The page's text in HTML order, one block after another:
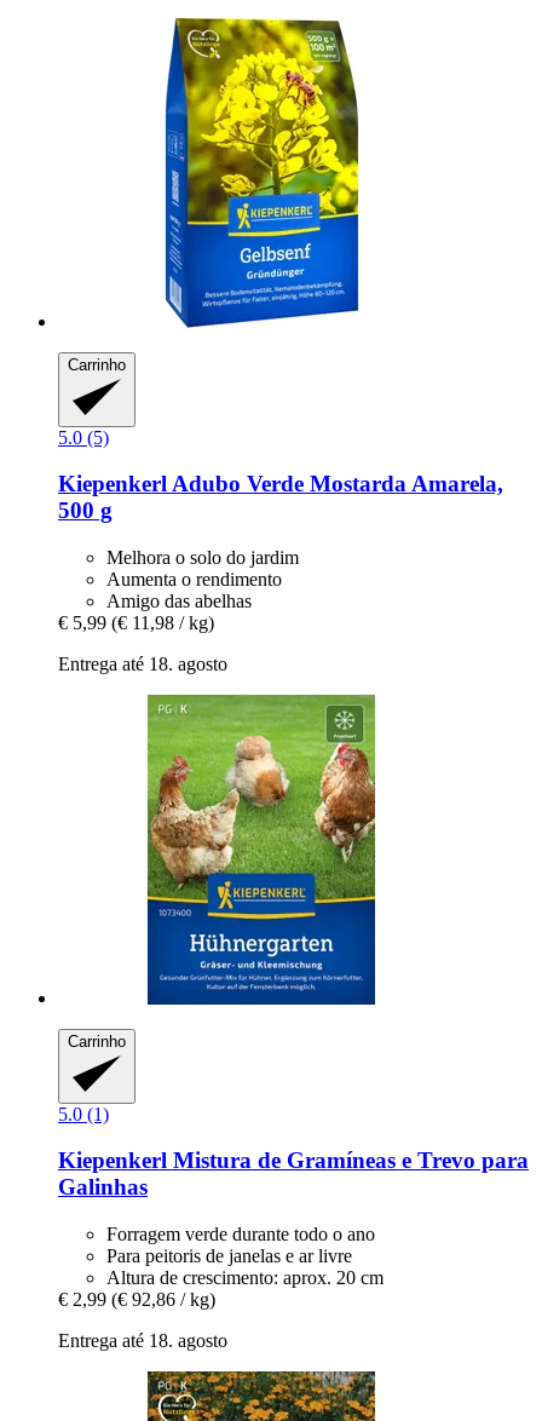
Carrinho
5.0 (5)
KiepenkerlAdubo Verde Mostarda Amarela,
500 g
Melhora o solo do jardim
Aumenta o rendimento
Amigo das abelhas
€ 5,99 (€ 11,98 / kg)
Entrega até 18. agosto
Carrinho
5.0 (1)
Kiepenkerl Mistura de Gramíneas e Trevo para
Galinhas
Forragem verde durante todo o ano
Para peitoris de janelas e ar livre
Altura de crescimento: aprox. 20 cm
€ 2,99 (€ 92,86 / kg)
Entrega até 18. agosto